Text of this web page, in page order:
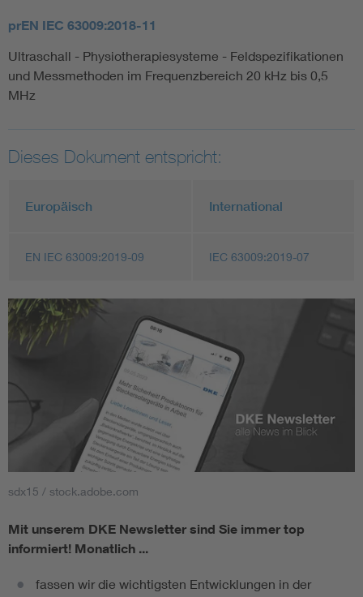
prEN IEC 63009:2018-11
Ultraschall - Physiotherapiesysteme - Feldspezifikationen
und Messmethoden im Frequenzbereich 20 kHz bis 0,5
MHz
Dieses Dokument entspricht:
Europäisch International
EN IEC 63009:2019-09 IEC 63009:2019-07
sdx15 / stock.adobe.com
Mit unserem DKE Newsletter sind Sie immer top
informiert! Monatlich ...
fassen wir die wichtigsten Entwicklungen in der